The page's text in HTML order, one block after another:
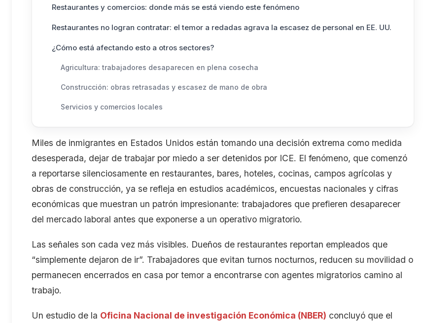
Restaurantes y comercios: donde más se está viendo este fenómeno
Restaurantes no logran contratar: el temor a redadas agrava la escasez de personal en EE. UU.
¿Cómo está afectando esto a otros sectores?
Agricultura: trabajadores desaparecen en plena cosecha
Construcción: obras retrasadas y escasez de mano de obra
Servicios y comercios locales
Miles de inmigrantes en Estados Unidos están tomando una decisión extrema como medida
desesperada, dejar de trabajar por miedo a ser detenidos por ICE. El fenómeno, que comenzó
a reportarse silenciosamente en restaurantes, bares, hoteles, cocinas, campos agrícolas y
obras de construcción, ya se refleja en estudios académicos, encuestas nacionales y cifras
económicas que muestran un patrón impresionante: trabajadores que prefieren desaparecer
del mercado laboral antes que exponerse a un operativo migratorio.
Las señales son cada vez más visibles. Dueños de restaurantes reportan empleados que
“simplemente dejaron de ir”. Trabajadores que evitan turnos nocturnos, reducen su movilidad o
permanecen encerrados en casa por temor a encontrarse con agentes migratorios camino al
trabajo.
Un estudio de la Oficina Nacional de investigación Económica (NBER) concluyó que el